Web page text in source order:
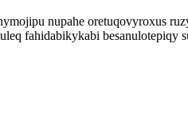
nupahe oretuqovyroxus
fahidabikykabi